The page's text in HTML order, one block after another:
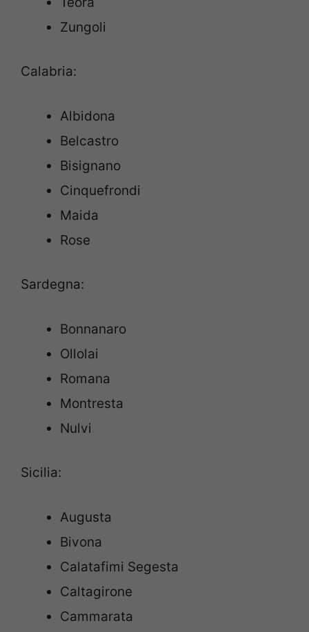
Zungoli
Calabria:
Albidona
Belcastro
Bisignano
Cinquefrondi
Maida
Rose
Sardegna:
Bonnanaro
Ollolai
Romana
Montresta
Nulvi
Sicilia:
Augusta
Bivona
Calatafimi Segesta
Caltagirone
Cammarata